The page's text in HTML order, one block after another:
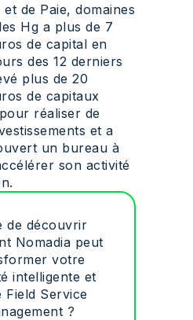
et de Paie, domaines
Hg a plus de 7
de capital en
des 12 derniers
plus de 20
de capitaux
réaliser de
et a
un bureau à
son activité
de découvrir
Nomadia peut
votre
intelligente et
Field Service
?